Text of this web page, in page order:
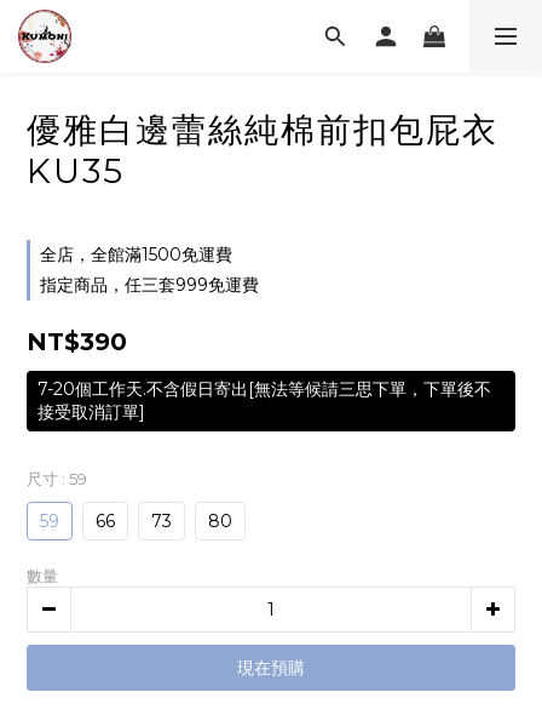
優雅白邊蕾絲純棉前扣包屁衣
KU35
全店，全館滿1500免運費
指定商品，任三套999免運費
NT$390
7-20個工作天.不含假日寄出[無法等候請三思下單，下單後不
接受取消訂單]
尺寸 : 59
59 66 73 80
數量
現在預購